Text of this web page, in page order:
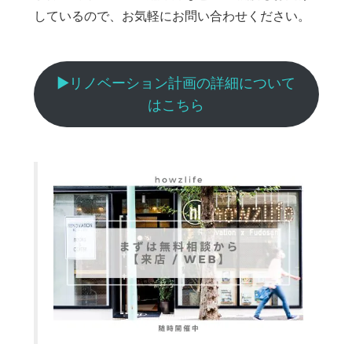
しているので、お気軽にお問い合わせください。
▶︎リノベーション計画の詳細について
はこちら